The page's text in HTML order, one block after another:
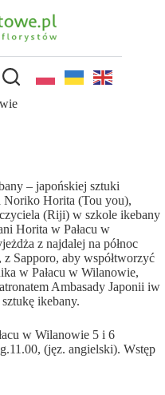
– japońskiej sztuki
Noriko Horita (Tou you),
(Riji) w szkole ikebany
Horita w Pałacu w
z najdalej na północ
Sapporo, aby współtworzyć
w Pałacu w Wilanowie,
Ambasady Japonii iw
ikebany.
w Wilanowie 5 i 6
(jęz. angielski). Wstęp